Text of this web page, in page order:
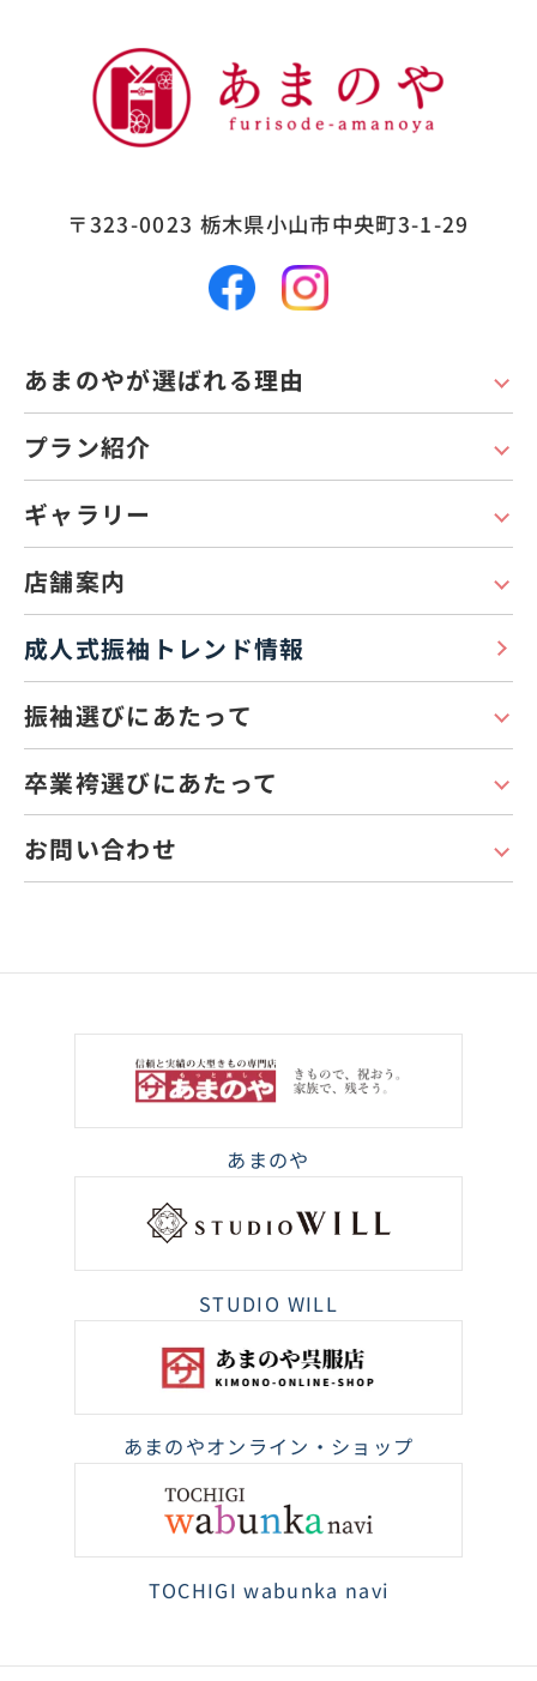
〒323-0023 栃木県小山市中央町3-1-29
あまのやが選ばれる理由
振袖選びにあたって
卒業袴選びにあたって
お問い合わせ
プラン紹介
店舗案内
ギャラリー
成人式振袖トレンド情報
あまのや
STUDIO WILL
あまのやオンライン・ショップ
TOCHIGI wabunka navi